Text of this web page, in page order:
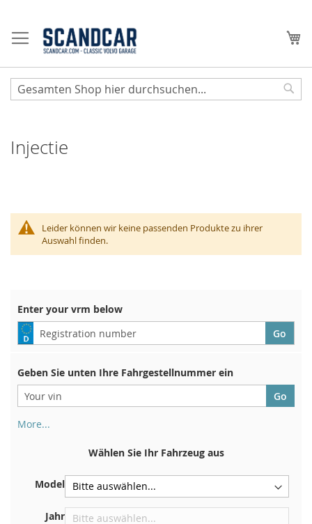
Inhalt
springen
Injectie
Leider können wir keine passenden Produkte zu ihrer
Auswahl finden.
Enter your vrm below
Geben Sie unten Ihre Fahrgestellnummer ein
More...
Zulassungsbescheinigung. Und auch im Auto
Auf der Bodenplatte für den rechten Vordersitz
Zentrieren Sie es an der Trennwand unter der Haube
Direkt im Motorraum
Wählen Sie Ihr Fahrzeug aus
Model
Jahr